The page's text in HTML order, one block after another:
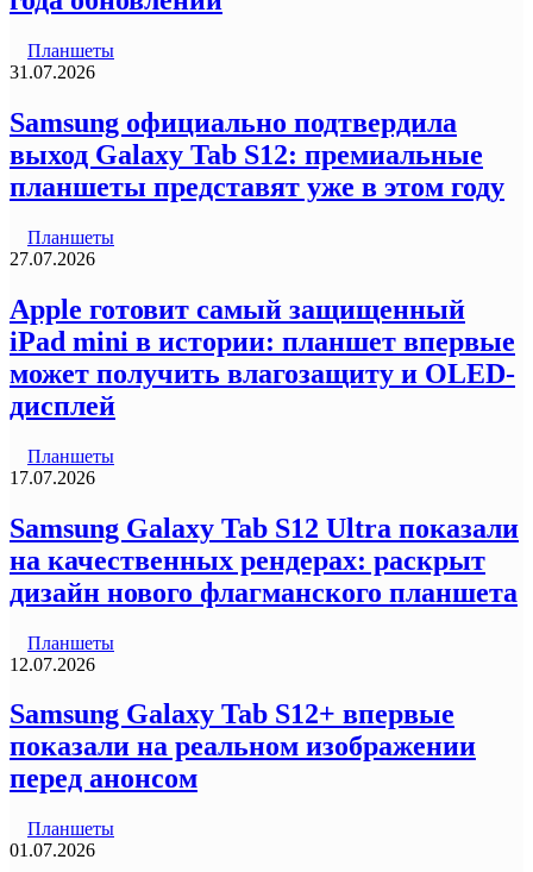
Планшеты
31.07.2026
Samsung официально подтвердила
выход Galaxy Tab S12: премиальные
планшеты представят уже в этом году
Планшеты
27.07.2026
Apple готовит самый защищенный
iPad mini в истории: планшет впервые
может получить влагозащиту и OLED-
дисплей
Планшеты
17.07.2026
Samsung Galaxy Tab S12 Ultra показали
на качественных рендерах: раскрыт
дизайн нового флагманского планшета
Планшеты
12.07.2026
Samsung Galaxy Tab S12+ впервые
показали на реальном изображении
перед анонсом
Планшеты
01.07.2026